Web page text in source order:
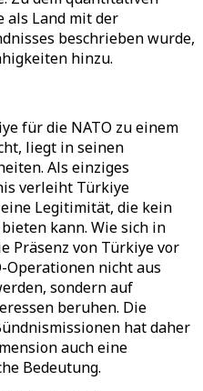
als Land mit der
beschrieben wurde,
hinzu.
für die NATO zu einem
liegt in seinen
Als einziges
verleiht Türkiye
Legitimität, die kein
kann. Wie sich in
Präsenz von Türkiye vor
Operationen nicht aus
sondern auf
beruhen. Die
hat daher
auch eine
Bedeutung.